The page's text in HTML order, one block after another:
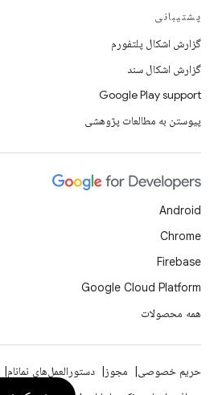
پشتیبانی
گزارش اشکال پلتفورم
گزارش اشکال سند
Google Play support
پیوستن به مطالعات پژوهشی
Android
Chrome
Firebase
Google Cloud Platform
همه محصولات
حریم خصوصی مجوز دستورالعمل‌های نمانام